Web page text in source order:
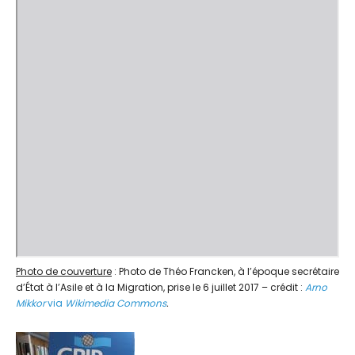
Photo de couverture : Photo de Théo Francken, à l’époque secrétaire
d’État à l’Asile et à la Migration, prise le 6 juillet 2017 – crédit : Arno
Mikkorvia Wikimedia Commons.